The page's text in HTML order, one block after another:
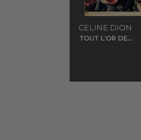
CELINE DION
TOUT L'OR DES